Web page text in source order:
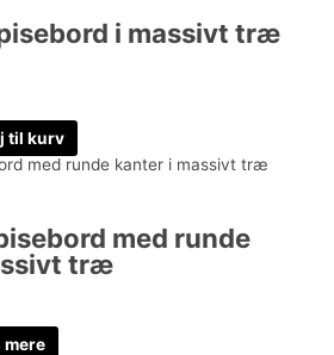
i massivt træ
til kurv
med runde
træ